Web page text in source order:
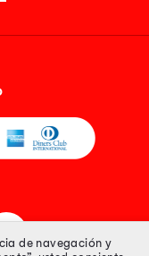
de navegación y